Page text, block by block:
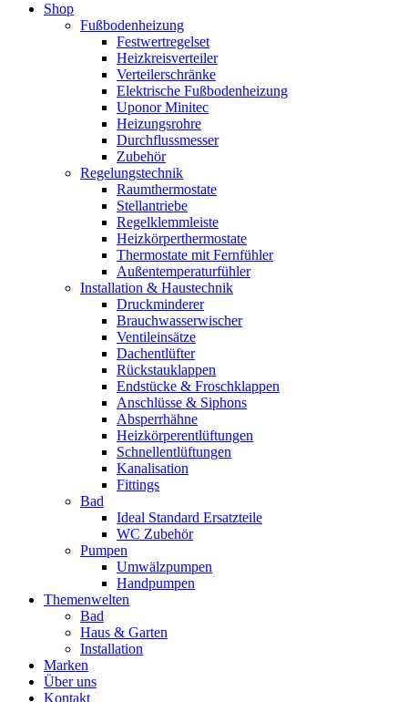
Shop
Fußbodenheizung
Festwertregelset
Heizkreisverteiler
Verteilerschränke
Elektrische Fußbodenheizung
Uponor Minitec
Heizungsrohre
Durchflussmesser
Zubehör
Regelungstechnik
Raumthermostate
Stellantriebe
Regelklemmleiste
Heizkörperthermostate
Thermostate mit Fernfühler
Außentemperaturfühler
Installation & Haustechnik
Druckminderer
Brauchwasserwischer
Ventileinsätze
Dachentlüfter
Rückstauklappen
Endstücke & Froschklappen
Anschlüsse & Siphons
Absperrhähne
Heizkörperentlüftungen
Schnellentlüftungen
Kanalisation
Fittings
Bad
Ideal Standard Ersatzteile
WC Zubehör
Pumpen
Umwälzpumpen
Handpumpen
Themenwelten
Bad
Haus & Garten
Installation
Marken
Über uns
Kontakt